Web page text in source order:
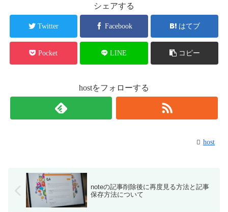
シェアする
Twitter Facebook はてブ
Pocket LINE コピー
hostをフォローする
host
noteの記事削除後に再度見る方法と記事
保存方法について